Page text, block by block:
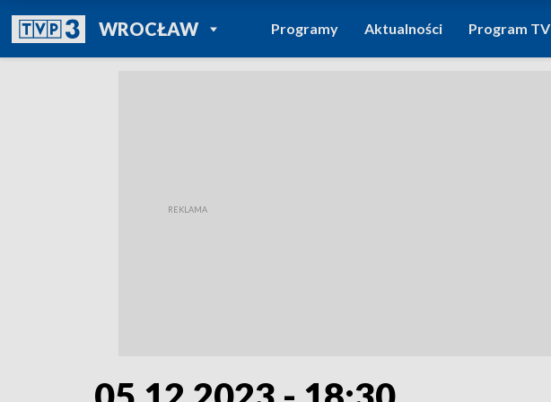
WROCŁAWPOWRÓT DO
TVP REGIONY
Programy Aktualności Program TV